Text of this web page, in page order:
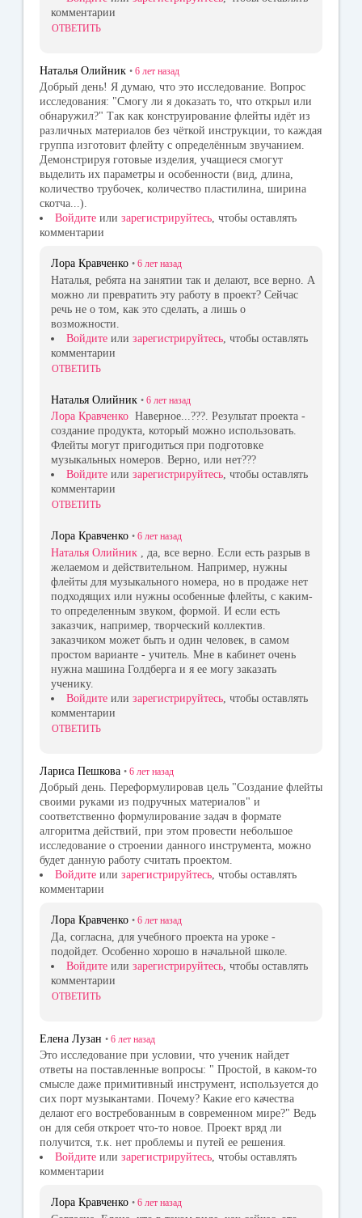
комментарии
ОТВЕТИТЬ
Наталья Олийник • 6 лет назад
Добрый день! Я думаю, что это исследование. Вопрос
исследования: "Смогу ли я доказать то, что открыл или
обнаружил?" Так как конструирование флейты идёт из
различных материалов без чёткой инструкции, то каждая
группа изготовит флейту с определённым звучанием.
Демонстрируя готовые изделия, учащиеся смогут
выделить их параметры и особенности (вид, длина,
количество трубочек, количество пластилина, ширина
скотча...).
Войдите или зарегистрируйтесь, чтобы оставлять
комментарии
Лора Кравченко • 6 лет назад
Наталья, ребята на занятии так и делают, все верно. А
можно ли превратить эту работу в проект? Сейчас
речь не о том, как это сделать, а лишь о
возможности.
Войдите или зарегистрируйтесь , чтобы оставлять
комментарии
ОТВЕТИТЬ
Наталья Олийник • 6 лет назад
Лора Кравченко Наверное...???. Результат проекта -
создание продукта, который можно использовать.
Флейты могут пригодиться при подготовке
музыкальных номеров. Верно, или нет???
Войдите или зарегистрируйтесь, чтобы оставлять
комментарии
ОТВЕТИТЬ
Лора Кравченко • 6 лет назад
Наталья Олийник
, да, все верно. Если есть разрыв в
желаемом и действительном. Например, нужны
флейты для музыкального номера, но в продаже нет
подходящих или нужны особенные флейты, с каким-
то определенным звуком, формой. И если есть
заказчик, например, творческий коллектив.
заказчиком может быть и один человек, в самом
простом варианте - учитель. Мне в кабинет очень
нужна машина Голдберга и я ее могу заказать
ученику.
Войдите или зарегистрируйтесь , чтобы оставлять
комментарии
ОТВЕТИТЬ
Лариса Пешкова • 6 лет назад
Добрый день. Переформулировав цель "Создание флейты
своими руками из подручных материалов" и
соответственно формулирование задач в формате
алгоритма действий, при этом провести небольшое
исследование о строении данного инструмента, можно
будет данную работу считать проектом.
Войдите или зарегистрируйтесь, чтобы оставлять
комментарии
Лора Кравченко • 6 лет назад
Да, согласна, для учебного проекта на уроке -
подойдет. Особенно хорошо в начальной школе.
Войдите или зарегистрируйтесь , чтобы оставлять
комментарии
ОТВЕТИТЬ
Елена Лузан • 6 лет назад
Это исследование при условии, что ученик найдет
ответы на поставленные вопросы: " Простой, в каком-то
смысле даже примитивный инструмент, используется до
сих порт музыкантами. Почему? Какие его качества
делают его востребованным в современном мире?" Ведь
он для себя откроет что-то новое. Проект вряд ли
получится, т.к. нет проблемы и путей ее решения.
Войдите или зарегистрируйтесь, чтобы оставлять
комментарии
Лора Кравченко • 6 лет назад